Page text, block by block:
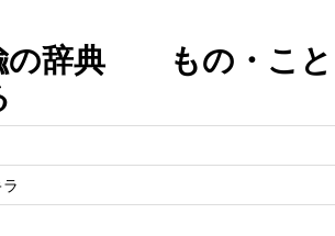
の辞典 もの・こと